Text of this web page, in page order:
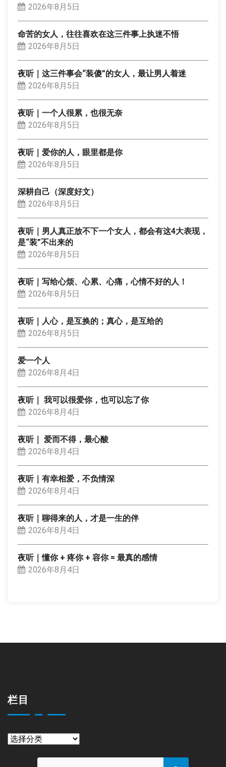
2026年8月5日
命苦的女人，往往喜欢在这三件事上执迷不悟
2026年8月5日
夜听｜这三件事会“装傻”的女人，最让男人着迷
2026年8月5日
夜听｜一个人很累，也很无奈
2026年8月5日
夜听｜爱你的人，眼里都是你
2026年8月5日
深耕自己（深度好文）
2026年8月5日
夜听｜男人真正放不下一个女人，都会有这4大表现，
是“装”不出来的
2026年8月5日
夜听｜写给心烦、心累、心痛，心情不好的人！
2026年8月5日
夜听｜人心，是互换的；真心，是互给的
2026年8月5日
爱一个人
2026年8月4日
夜听｜ 我可以很爱你，也可以忘了你
2026年8月4日
夜听｜ 爱而不得，最心酸
2026年8月4日
夜听｜有幸相爱，不负情深
2026年8月4日
夜听｜聊得来的人，才是一生的伴
2026年8月4日
夜听｜懂你 + 疼你 + 容你 = 最真的感情
2026年8月4日
栏目
栏